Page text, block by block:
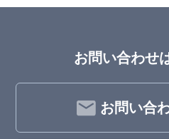
お問い合わせ
お問い合